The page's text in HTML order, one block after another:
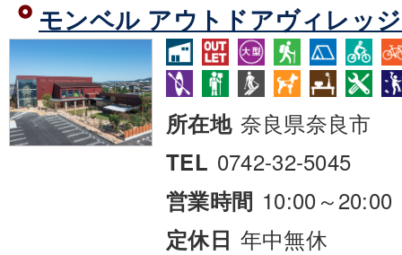
モンベル アウトドアヴィレッ
所在地 奈良県奈良市
TEL 0742-32-5045
営業時間 10:00～20:00
定休日 年中無休